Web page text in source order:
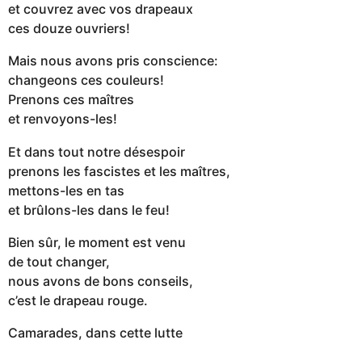
et couvrez avec vos drapeaux
ces douze ouvriers!
Mais nous avons pris conscience:
changeons ces couleurs!
Prenons ces maîtres
et renvoyons-les!
Et dans tout notre désespoir
prenons les fascistes et les maîtres,
mettons-les en tas
et brûlons-les dans le feu!
Bien sûr, le moment est venu
de tout changer,
nous avons de bons conseils,
c’est le drapeau rouge.
Camarades, dans cette lutte